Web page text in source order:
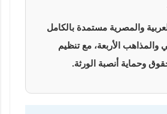
والمصرية مستمدة بالكامل
والمذاهب الأربعة، مع تنظيم
وحماية أنصبة الورثة.